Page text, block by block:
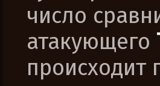
число
атакующего
происходит